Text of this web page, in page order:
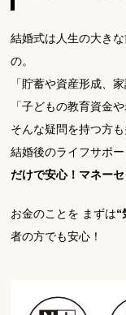
結婚式は人生の大き
の。
「貯蓄や資産形成、
「子どもの教育資金
そんな疑問を持つ方も
結婚後のライフサポ
だけで安心！マネーセ
お金のことを まずは“
者の方でも安心！